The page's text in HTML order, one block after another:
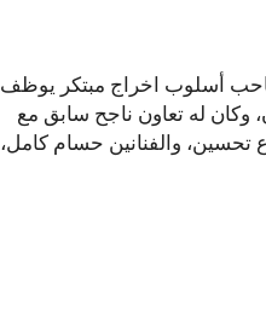
أسلوب اخراج مبتكر يوظف
وكان له تعاون ناجح سابق مع
تحسين، والفنانين حسام كامل،